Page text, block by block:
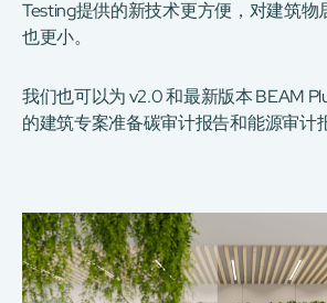
Testing提供的新技术更方便，对建筑物
也更小。
我们也可以为 v2.0 和最新版本 BEAM
的建筑专案准备碳审计报告和能源审计